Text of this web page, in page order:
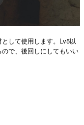
して使用します。Lv5以
で、後回しにしてもいい